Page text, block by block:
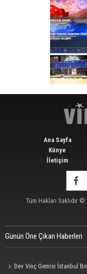
Ana Sayfa
Künye
İletişim
Tüm Hakları Saklıdır ©
Günün Öne Çıkan Haberleri
Dev Vinç Gemisi İstanbul